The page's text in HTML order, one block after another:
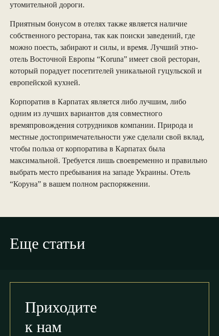
утомительной дороги.
Приятным бонусом в отелях также является наличие
собственного ресторана, так как поиски заведений, где
можно поесть, забирают и силы, и время. Лучший этно-
отель Восточной Европы “Koruna” имеет свой ресторан,
который порадует посетителей уникальной гуцульской и
европейской кухней.
Корпоратив в Карпатах является либо лучшим, либо
одним из лучших вариантов для совместного
времяпровождения сотрудников компании. Природа и
местные достопримечательности уже сделали свой вклад,
чтобы польза от корпоратива в Карпатах была
максимальной. Требуется лишь своевременно и правильно
выбрать место пребывания на западе Украины. Отель
“Коруна” в вашем полном распоряжении.
Еще статьи
Приходите
к нам